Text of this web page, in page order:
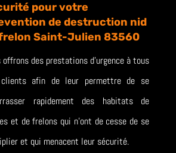
pour votre
de destruction nid
Saint-Julien 83560
offrons des prestations d’urgence à tous
afin de leur permettre de se
rapidement des habitats de
et de frelons qui n’ont de cesse de se
et qui menacent leur sécurité.